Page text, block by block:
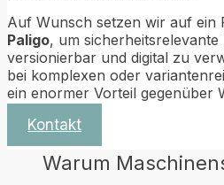
Auf Wunsch setzen wir auf ein
Paligo, um
versionierbar und digital zu
bei komplexen oder
ein enormer Vorteil gegenüber
Kontakt
Warum